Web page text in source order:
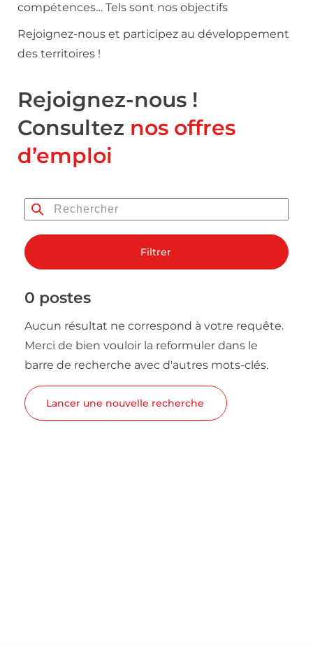
compétences… Tels sont nos objectifs
Rejoignez-nous et participez au développement
des territoires !
Rejoignez-nous !
Consultez nos offres
d’emploi
Filtrer
0 postes
Aucun résultat ne correspond à votre requête.
Merci de bien vouloir la reformuler dans le
barre de recherche avec d'autres mots-clés.
Lancer une nouvelle recherche